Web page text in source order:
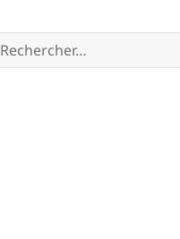
Rechercher :